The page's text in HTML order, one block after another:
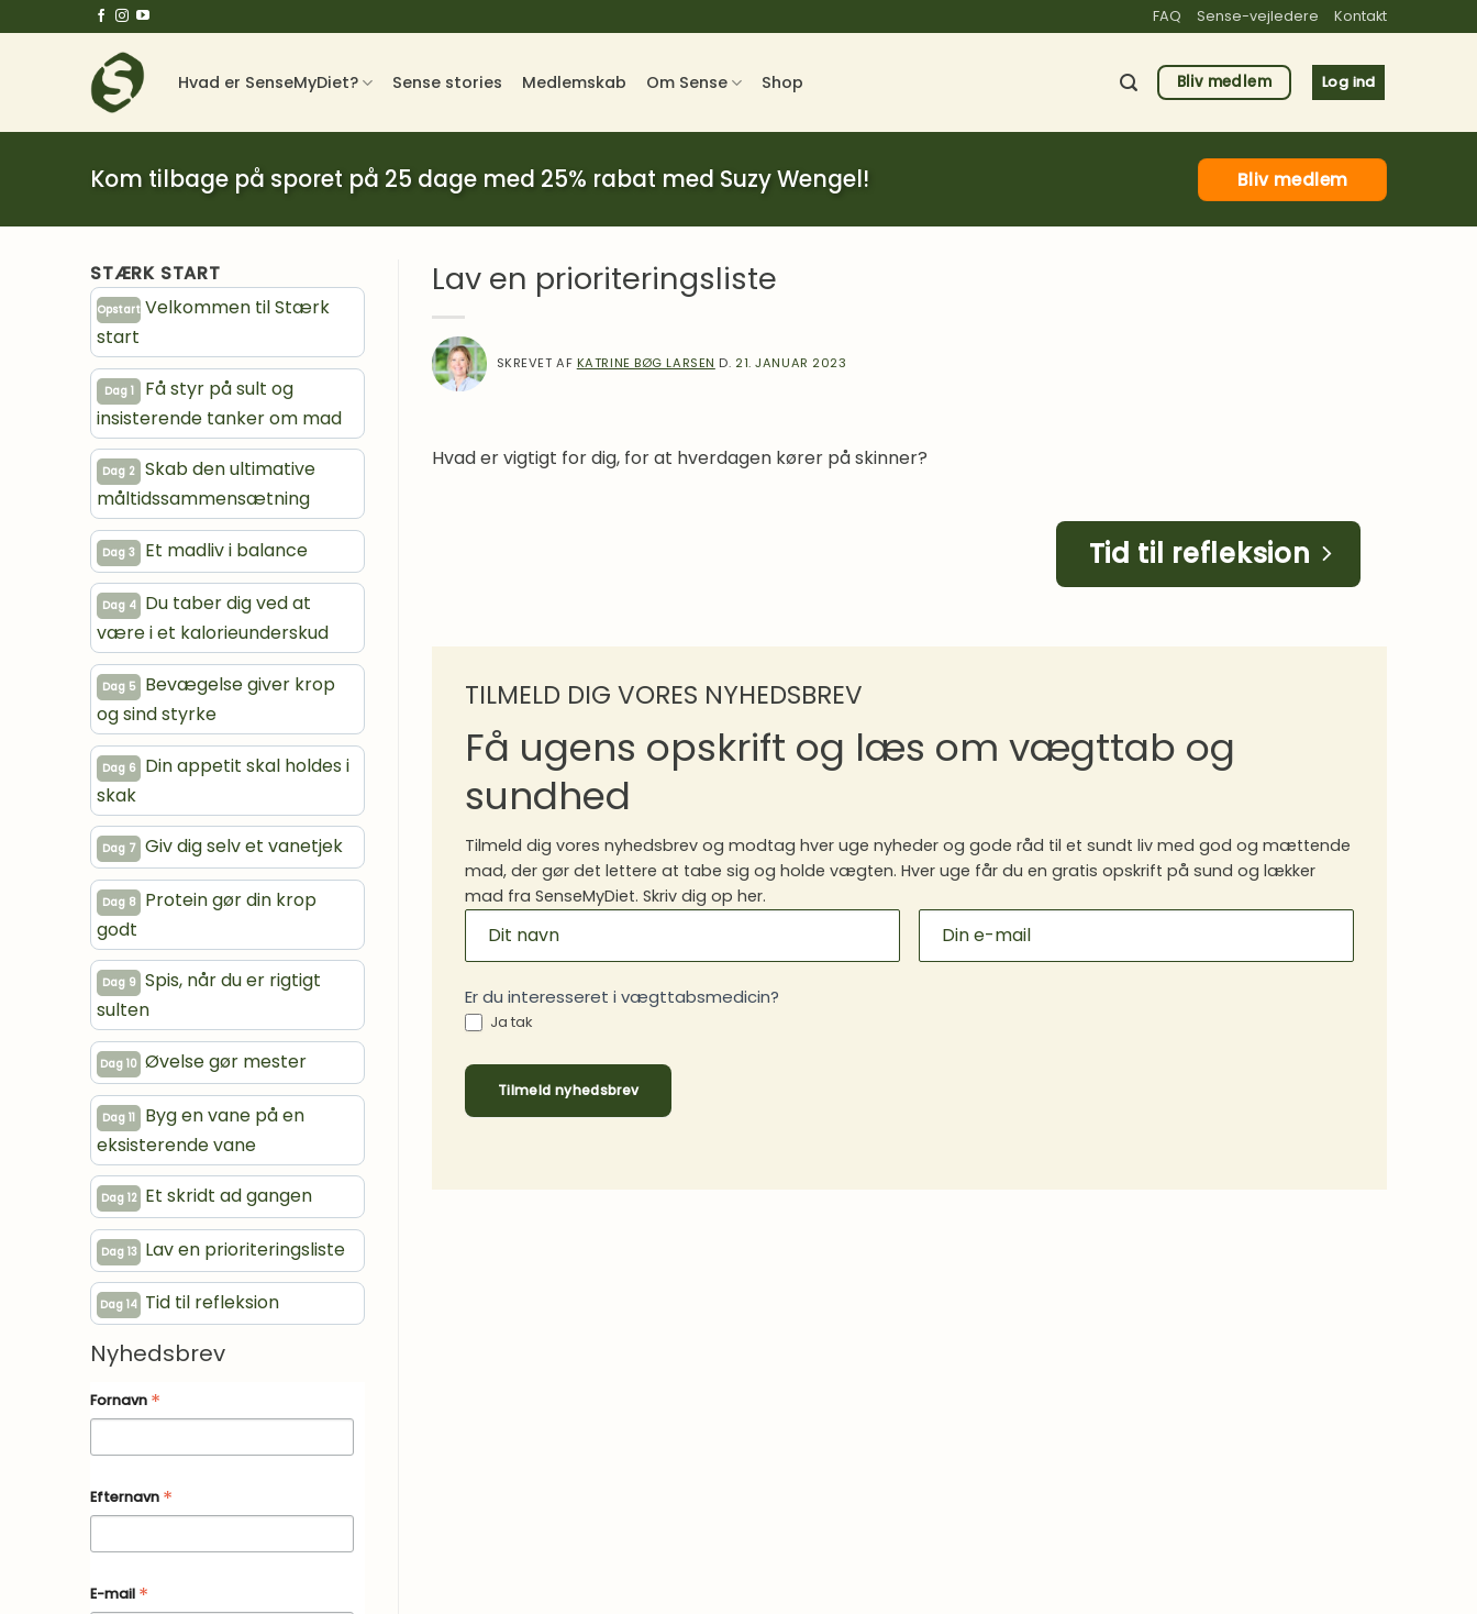
til
FAQ Sense-vejledere Kontakt
Hvad er SenseMyDiet? Sense stories Medlemskab Om Sense Shop Bliv medlem Log ind
Kom tilbage på sporet på 25 dage med 25% rabat med Suzy Wengel! Bliv medlem
STÆRK START
Opstart Velkommen til Stærk
start
Dag 1
Få styr på sult og
insisterende tanker om mad
Dag 2
Skab den ultimative
måltidssammensætning
Dag 3 Et madliv i balance
Dag 4
Du taber dig ved at
være i et kalorieunderskud
Dag 5
Bevægelse giver krop
og sind styrke
Dag 6
Din appetit skal holdes i
skak
Dag 7 Giv dig selv et vanetjek
Dag 8
Protein gør din krop
godt
Dag 9
Spis, når du er rigtigt
sulten
Dag 10 Øvelse gør mester
Dag 11
Byg en vane på en
eksisterende vane
Dag 12 Et skridt ad gangen
Dag 13 Lav en prioriteringsliste
Dag 14 Tid til refleksion
Nyhedsbrev
Fornavn *
Efternavn *
E-mail *
Lav en prioriteringsliste
SKREVET AF KATRINE BØG LARSEN D. 21. JANUAR 2023
Hvad er vigtigt for dig, for at hverdagen kører på skinner?
Tid til refleksion
TILMELD DIG VORES NYHEDSBREV
Få ugens opskrift og læs om vægttab og
sundhed
Tilmeld dig vores nyhedsbrev og modtag hver uge nyheder og gode råd til et sundt liv med god og mættende
mad, der gør det lettere at tabe sig og holde vægten. Hver uge får du en gratis opskrift på sund og lækker
mad fra SenseMyDiet. Skriv dig op her.
MAILCHIMP
SIGNUP
Er du interesseret i vægttabsmedicin?
Ja tak
Tilmeld nyhedsbrev